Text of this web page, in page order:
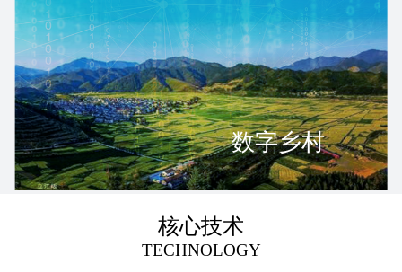
数字乡村
核心技术
TECHNOLOGY